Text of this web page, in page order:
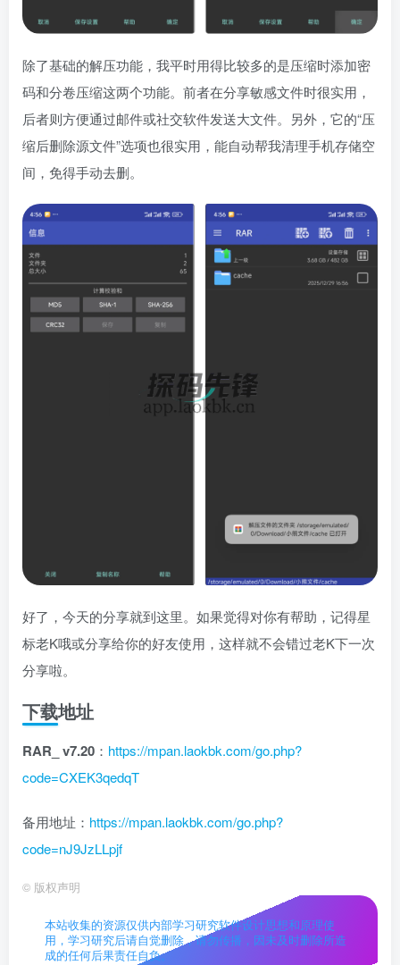
除了基础的解压功能，我平时用得比较多的是压缩时添加密
码和分卷压缩这两个功能。前者在分享敏感文件时很实用，
后者则方便通过邮件或社交软件发送大文件。另外，它的“压
缩后删除源文件”选项也很实用，能自动帮我清理手机存储空
间，免得手动去删。
好了，今天的分享就到这里。如果觉得对你有帮助，记得星
标老K哦或分享给你的好友使用，这样就不会错过老K下一次
分享啦。
下载地址
RAR_ v7.20 ： https://mpan.laokbk.com/go.php?
code=CXEK3qedqT
备用地址： https://mpan.laokbk.com/go.php?
code=nJ9JzLLpjf
© 版权声明
本站收集的资源仅供内部学习研究软件设计思想和原理使
用，学习研究后请自觉删除，请勿传播，因未及时删除所造
成的任何后果责任自负。